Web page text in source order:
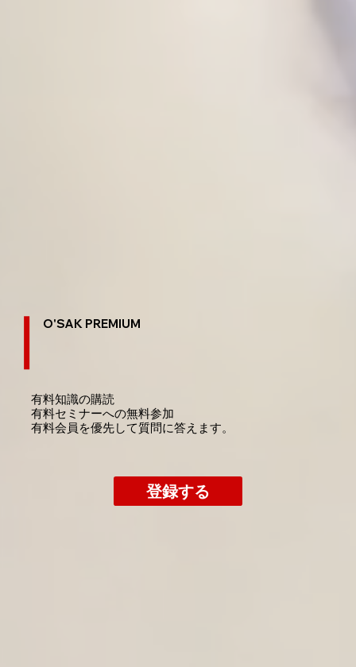
O'SAK PREMIUM
有料知識の購読
​有料セミナーへの無料参加
​有料会員を優先して質問に答えます。
登録する